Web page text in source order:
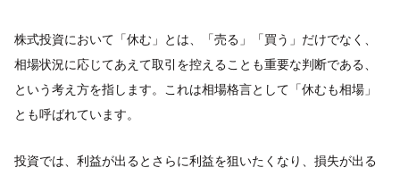
株式投資において「休む」とは、「売る」「買う」だけでなく、
相場状況に応じてあえて取引を控えることも重要な判断である、
という考え方を指します。これは相場格言として「休むも相場」
とも呼ばれています。
投資では、利益が出るとさらに利益を狙いたくなり、損失が出る